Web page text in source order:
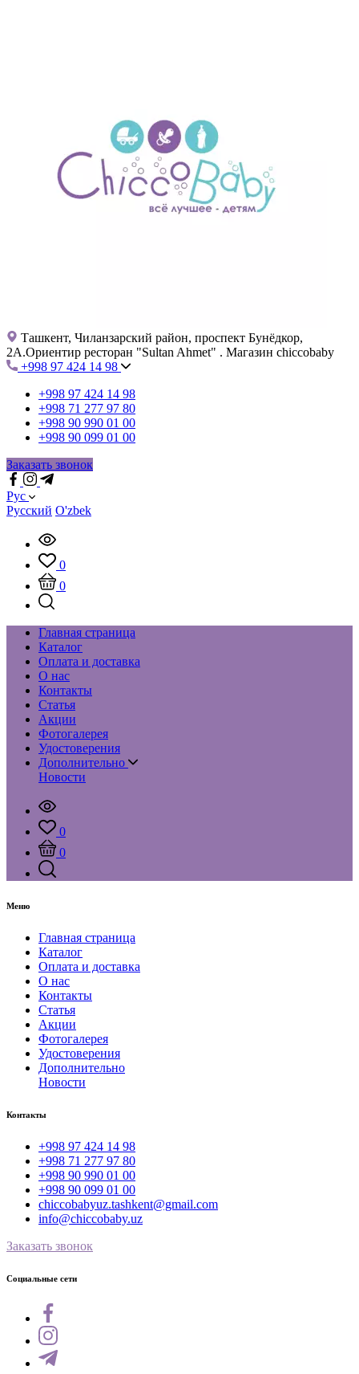
Ташкент, Чиланзарский район, проспект Бунёдкор,
2А.Ориентир ресторан "Sultan Ahmet" . Магазин chiccobaby
+998 97 424 14 98
+998 97 424 14 98
+998 71 277 97 80
+998 90 990 01 00
+998 90 099 01 00
Заказать звонок
Рус
Русский O'zbek
0
0
Главная страница
Каталог
Оплата и доставка
О нас
Контакты
Статья
Акции
Фотогалерея
Удостоверения
Дополнительно
Новости
0
0
Меню
Главная страница
Каталог
Оплата и доставка
О нас
Контакты
Статья
Акции
Фотогалерея
Удостоверения
Дополнительно
Новости
Контакты
+998 97 424 14 98
+998 71 277 97 80
+998 90 990 01 00
+998 90 099 01 00
chiccobabyuz.tashkent@gmail.com
info@chiccobaby.uz
Заказать звонок
Социальные сети